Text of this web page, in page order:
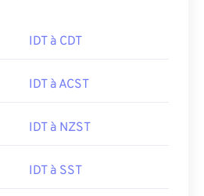
IDT à CDT
IDT à ACST
IDT à NZST
IDT à SST